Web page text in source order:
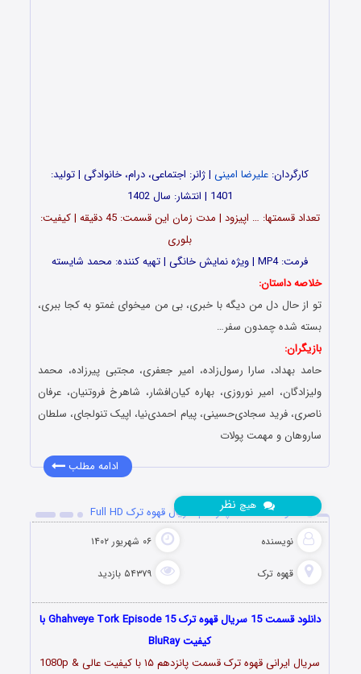
کارگردان: علیرضا امینی | ژانر: اجتماعی، درام، خانوادگی | تولید:
1401 | انتشار: سال 1402
تعداد قسمت‎ها: … اپیزود | مدت زمان این قسمت: 45 دقیقه | کیفیت:
بلوری
فرمت: MP4 | ویژه نمایش خانگی | تهیه کننده: محمد شایسته
خلاصه داستان:
تو از حال دل من دیگه با خبری، بی من میخوای غمتو به کجا ببری،
بسته شده چمدون سفر…
بازیگران:
حامد بهداد، سارا رسول‌زاده، امیر جعفری، مجتبی پیرزاده، محمد
ولیزادگان، امیر نوروزی، بهاره کیان‌افشار، شاهرخ فروتنیان، عرفان
ناصری، فرید سجادی‌حسینی، پیام احمدی‌نیا، اپیک تنولجای، سلطان
ساروهان و مهمت پولات
ادامه مطلب
دانلود قسمت 15 پانزدهم سریال قهوه ترک Full HD
نویسنده ۰۶ شهریور ۱۴۰۲
قهوه ترک ۵۴۳۷۹ بازدید
هیچ نظر
دانلود قسمت 15 سریال قهوه ترک Ghahveye Tork Episode 15 با
کیفیت BluRay
سریال ایرانی قهوه ترک قسمت پانزدهم ۱۵ با کیفیت عالی 1080p &